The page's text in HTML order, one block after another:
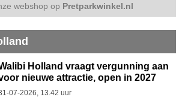
webshop op Pretparkwinkel.nl
Holland vraagt vergunning aan
nieuwe attractie, open in 2027
07-2026, 13.42 uur